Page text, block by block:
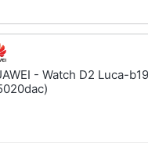
- Watch D2 Luca-